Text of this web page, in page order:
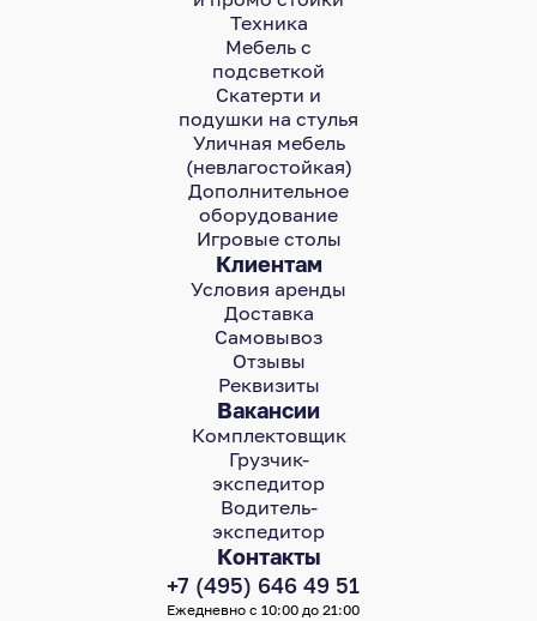
Контакты
+7 (495) 646 49 51
Ежедневно с 10:00 до 21:00
Клиентам
Условия аренды
Доставка
Самовывоз
Отзывы
Реквизиты
Вакансии
Комплектовщик
Грузчик-
экспедитор
Водитель-
экспедитор
Техника
Мебель с
подсветкой
Скатерти и
подушки на стулья
Уличная мебель
(невлагостойкая)
Дополнительное
оборудование
Игровые столы